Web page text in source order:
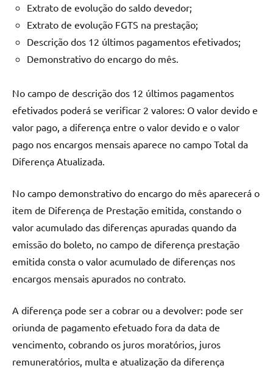
Extrato de evolução do saldo devedor;
Extrato de evolução FGTS na prestação;
Descrição dos 12 últimos pagamentos efetivados;
Demonstrativo do encargo do mês.
No campo de descrição dos 12 últimos pagamentos
efetivados poderá se verificar 2 valores: O valor devido e
valor pago, a diferença entre o valor devido e o valor
pago nos encargos mensais aparece no campo Total da
Diferença Atualizada.
No campo demonstrativo do encargo do mês aparecerá o
item de Diferença de Prestação emitida, constando o
valor acumulado das diferenças apuradas quando da
emissão do boleto, no campo de diferença prestação
emitida consta o valor acumulado de diferenças nos
encargos mensais apurados no contrato.
A diferença pode ser a cobrar ou a devolver: pode ser
oriunda de pagamento efetuado fora da data de
vencimento, cobrando os juros moratórios, juros
remuneratórios, multa e atualização da diferença